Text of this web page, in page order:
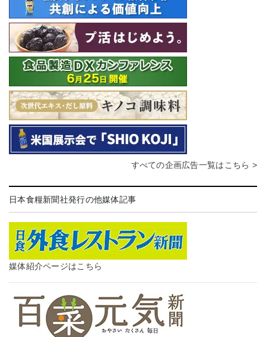
すべての企画広告一覧はこちら >
日本食糧新聞社発行の他媒体記事
媒体紹介ページはこちら